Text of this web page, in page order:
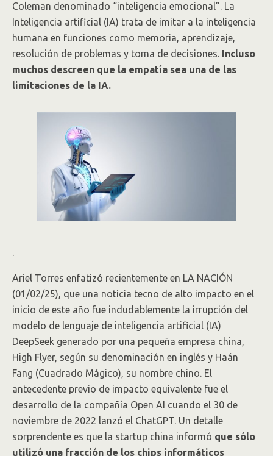
Coleman denominado “inteligencia emocional”. La
Inteligencia artificial (IA) trata de imitar a la inteligencia
humana en funciones como memoria, aprendizaje,
resolución de problemas y toma de decisiones. Incluso
muchos descreen que la empatía sea una de las
limitaciones de la IA.
.
Ariel Torres enfatizó recientemente en LA NACIÓN
(01/02/25), que una noticia tecno de alto impacto en el
inicio de este año fue indudablemente la irrupción del
modelo de lenguaje de inteligencia artificial (IA)
DeepSeek generado por una pequeña empresa china,
High Flyer, según su denominación en inglés y Haán
Fang (Cuadrado Mágico), su nombre chino. El
antecedente previo de impacto equivalente fue el
desarrollo de la compañía Open AI cuando el 30 de
noviembre de 2022 lanzó el ChatGPT. Un detalle
sorprendente es que la startup china informó que sólo
utilizó una fracción de los chips informáticos